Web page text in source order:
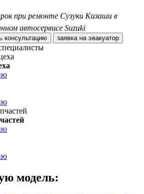
при ремонте Сузуки Кизаши в
автосервисе Suzuki
консультацию заявка на эвакуатор
модель: